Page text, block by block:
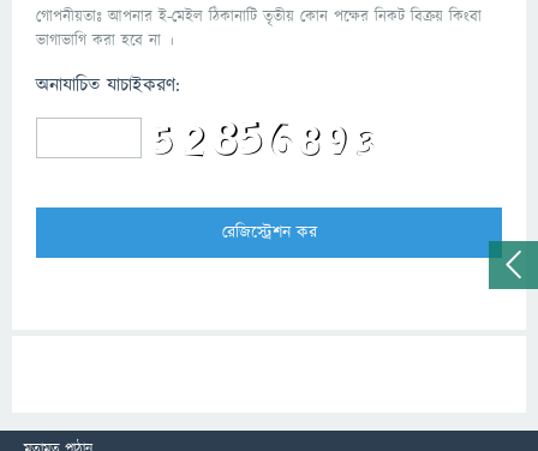
গোপনীয়তাঃ আপনার ই-মেইল ঠিকানাটি তৃতীয় কোন পক্ষের নিকট বিক্রয় কিংবা
ভাগাভাগি করা হবে না ।
অনাযাচিত যাচাইকরণ: